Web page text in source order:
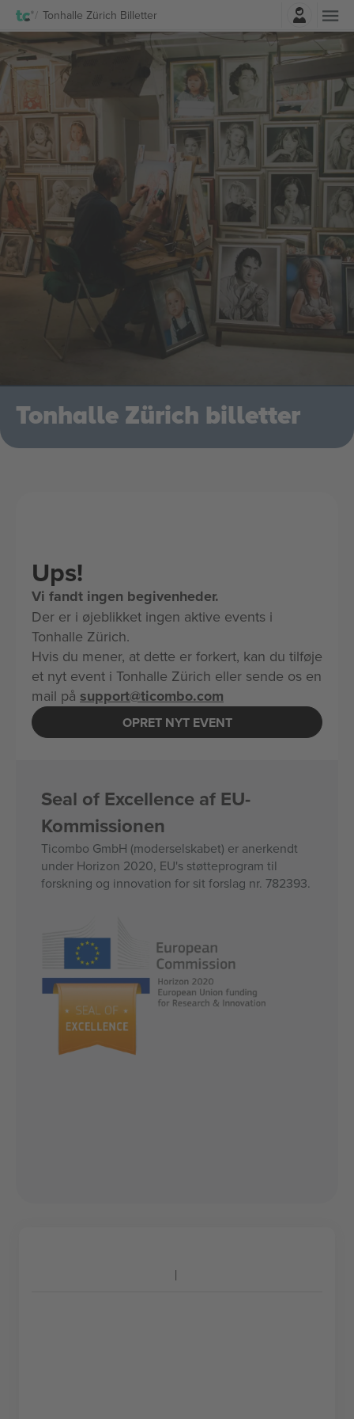
Tonhalle Zürich Billetter
Tonhalle Zürich billetter
Ups!
Vi fandt ingen begivenheder.
Der er i øjeblikket ingen aktive events i
Tonhalle Zürich.
Hvis du mener, at dette er forkert, kan du tilføje
et nyt event i Tonhalle Zürich eller sende os en
mail på support@ticombo.com
OPRET NYT EVENT
Seal of Excellence af EU-
Kommissionen
Ticombo GmbH (moderselskabet) er anerkendt
under Horizon 2020, EU's støtteprogram til
forskning og innovation for sit forslag nr. 782393.